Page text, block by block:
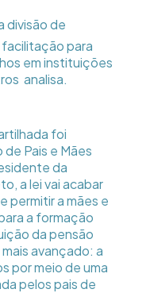
divisão de
para
em instituições
 analisa.
foi
Pais e Mães
da
a lei vai acabar
permitir a mães e
a formação
da pensão
avançado: a
por meio de uma
pelos pais de